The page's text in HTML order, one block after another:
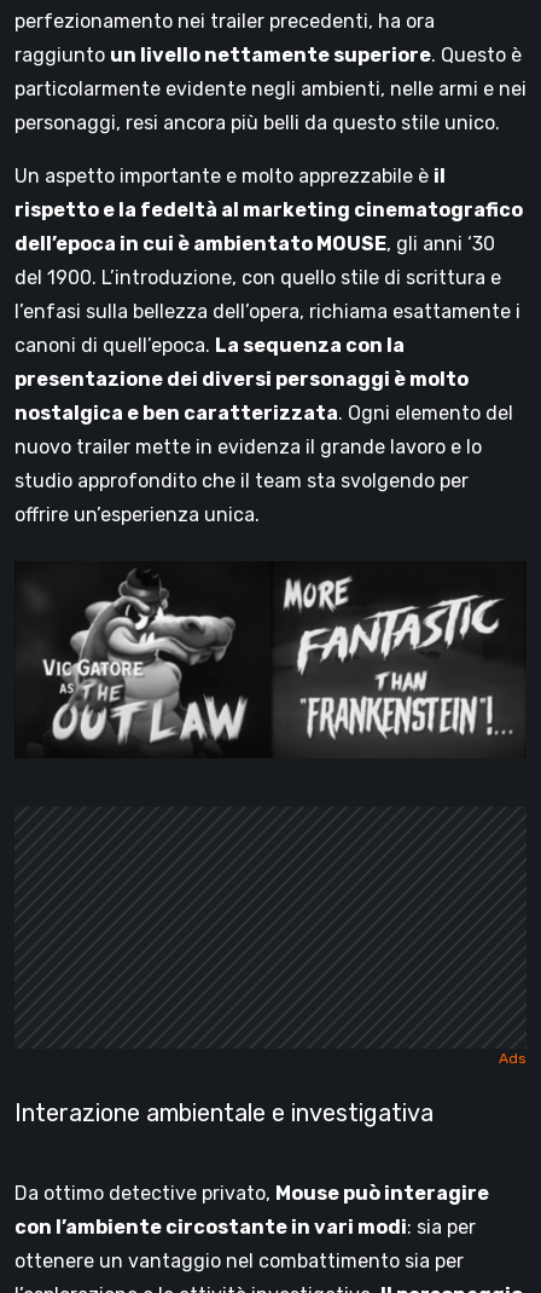
perfezionamento nei trailer precedenti, ha ora
raggiunto un livello nettamente superiore. Questo è
particolarmente evidente negli ambienti, nelle armi e nei
personaggi, resi ancora più belli da questo stile unico.
Un aspetto importante e molto apprezzabile è il
rispetto e la fedeltà al marketing cinematografico
dell’epoca in cui è ambientato MOUSE, gli anni ‘30
del 1900. L’introduzione, con quello stile di scrittura e
l’enfasi sulla bellezza dell’opera, richiama esattamente i
canoni di quell’epoca. La sequenza con la
presentazione dei diversi personaggi è molto
nostalgica e ben caratterizzata. Ogni elemento del
nuovo trailer mette in evidenza il grande lavoro e lo
studio approfondito che il team sta svolgendo per
offrire un’esperienza unica.
Interazione ambientale e investigativa
Da ottimo detective privato, Mouse può interagire
con l’ambiente circostante in vari modi: sia per
ottenere un vantaggio nel combattimento sia per